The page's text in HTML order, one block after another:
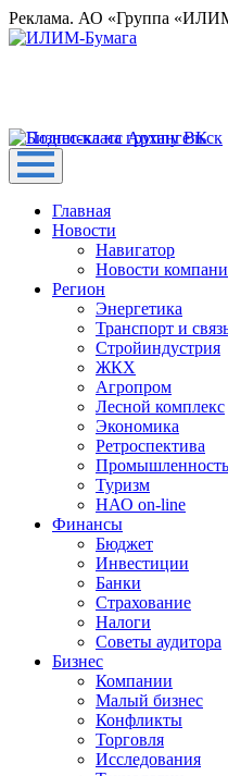
Реклама. АО «Группа
Главная
Новости
Навигатор
Новости
Регион
Энергетика
Транспорт и
Стройиндустрия
ЖКХ
Агропром
Лесной комплекс
Экономика
Ретроспектива
Промышленность
Туризм
НАО on-line
Финансы
Бюджет
Инвестиции
Банки
Страхование
Налоги
Советы аудитора
Бизнес
Компании
Малый бизнес
Конфликты
Торговля
Исследования